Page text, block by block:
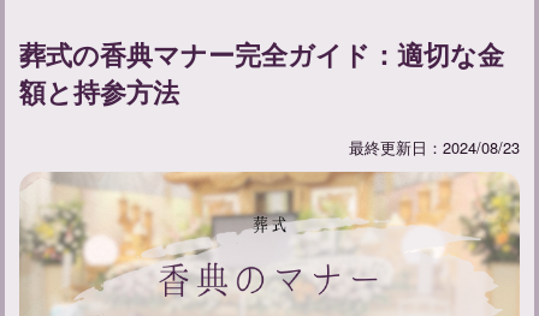
葬式の香典マナー完全ガイド：適切な金
額と持参方法
最終更新日：2024/08/23